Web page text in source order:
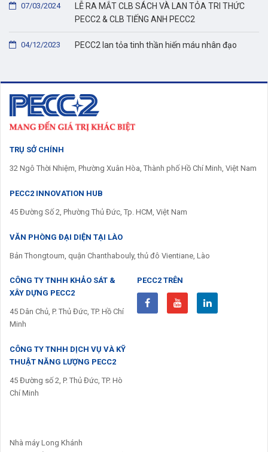
LỄ RA MẮT CLB SÁCH VÀ LAN TỎA TRI THỨC
PECC2 & CLB TIẾNG ANH PECC2
07/03/2024
PECC2 lan tỏa tinh thần hiến máu nhân đạo
04/12/2023
TRỤ SỞ CHÍNH
32 Ngô Thời Nhiệm, Phường Xuân Hòa, Thành phố Hồ Chí Minh, Việt Nam
PECC2 INNOVATION HUB
45 Đường Số 2, Phường Thủ Đức, Tp. HCM, Việt Nam
VĂN PHÒNG ĐẠI DIỆN TẠI LÀO
Bản Thongtoum, quận Chanthabouly, thủ đô Vientiane, Lào
CÔNG TY TNHH KHẢO SÁT &
XÂY DỰNG PECC2
45 Dân Chủ, P. Thủ Đức, TP. Hồ Chí
Minh
CÔNG TY TNHH DỊCH VỤ VÀ KỸ
THUẬT NĂNG LƯỢNG PECC2
45 Đường số 2, P. Thủ Đức, TP. Hò
Chí Minh
Nhà máy Long Khánh
PECC2 TRÊN